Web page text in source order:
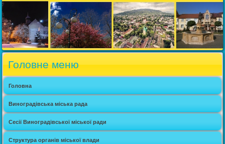
Головне меню
Головна
Виноградівська міська рада
Сесії Виноградівської міської ради
Структура органів міської влади